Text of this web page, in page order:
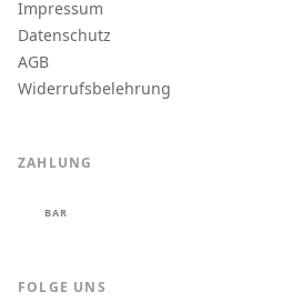
Impressum
Datenschutz
AGB
Widerrufsbelehrung
ZAHLUNG
BAR
FOLGE UNS